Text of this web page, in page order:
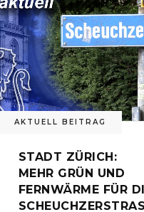
AKTUELL BEITRAG
STADT ZÜRICH:
MEHR GRÜN UND
FERNWÄRME FÜR